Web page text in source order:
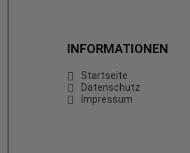
INFORMATIONEN
Startseite
Datenschutz
Impressum